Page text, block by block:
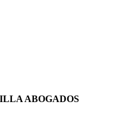
ABOGADOS